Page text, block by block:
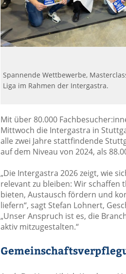
Spannende Wettbewerbe,
Liga im Rahmen der Intergastra.
Mit über 80.000
Mittwoch die Intergastra in
alle zwei Jahre stattfindende
auf dem Niveau von 2024, als
„Die Intergastra 2026 zeigt, wie
relevant zu bleiben: Wir schaffen
bieten, Austausch fördern und
liefern“, sagt Stefan Lohnert,
„Unser Anspruch ist es, die
aktiv mitzugestalten.“